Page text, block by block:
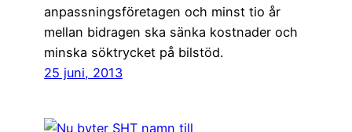
anpassningsföretagen och minst tio år
mellan bidragen ska sänka kostnader och
minska söktrycket på bilstöd.
25 juni, 2013